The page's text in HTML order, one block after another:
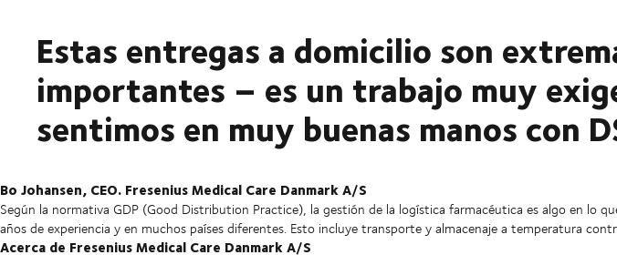
Estas entregas a domicilio son
importantes – es un trabajo muy
sentimos en muy buenas manos con
Bo Johansen, CEO. Fresenius Medical Care Danmark A/S
Según la normativa GDP (Good Distribution Practice), la gestión de la logística farmacéutica es algo en lo
años de experiencia y en muchos países diferentes. Esto incluye transporte y almacenaje a temperatura
Acerca de Fresenius Medical Care Danmark A/S